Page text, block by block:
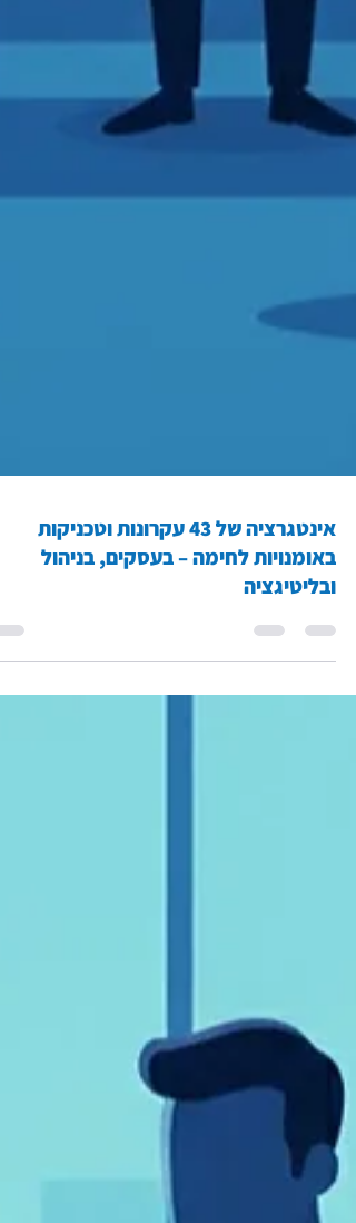
באומנויות לחימה – בעסקים, בניהול
ובליטיגציה